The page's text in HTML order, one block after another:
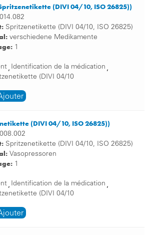
(DIVI 04/10, ISO 26825))
Spritzenetikette (DIVI 04/10, ISO 26825)
verschiedene Medikamente
1
, Identification de la médication ,
(DIVI 04/10
(DIVI 04/10, ISO 26825))
Spritzenetikette (DIVI 04/10, ISO 26825)
Vasopressoren
1
, Identification de la médication ,
(DIVI 04/10